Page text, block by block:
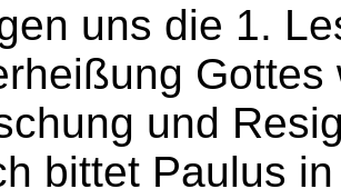
uns die 1.
und
bittet Paulus